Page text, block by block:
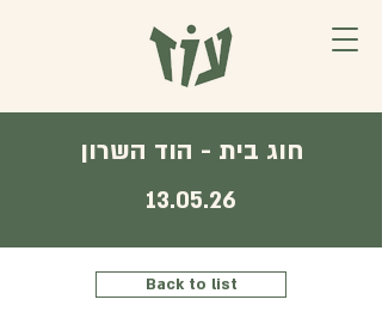
חוג בית - הוד השרון
13.05.26
Back to list